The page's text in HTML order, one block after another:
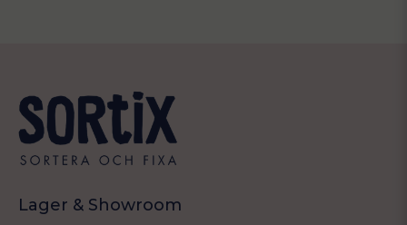
Lager & Showroom